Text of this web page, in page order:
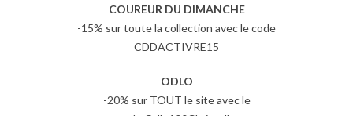
COUREUR DU DIMANCHE
-15% sur toute la collection avec le code
CDDACTIVRE15
ODLO
-20% sur TOUT le site avec le